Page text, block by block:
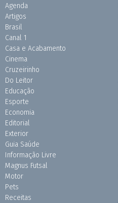
Agenda
Artigos
Brasil
Canal 1
Casa e Acabamento
Cinema
Cruzeirinho
Do Leitor
Educação
Esporte
Economia
Editorial
Exterior
Guia Saúde
Informação Livre
Magnus Futsal
Motor
Pets
Receitas